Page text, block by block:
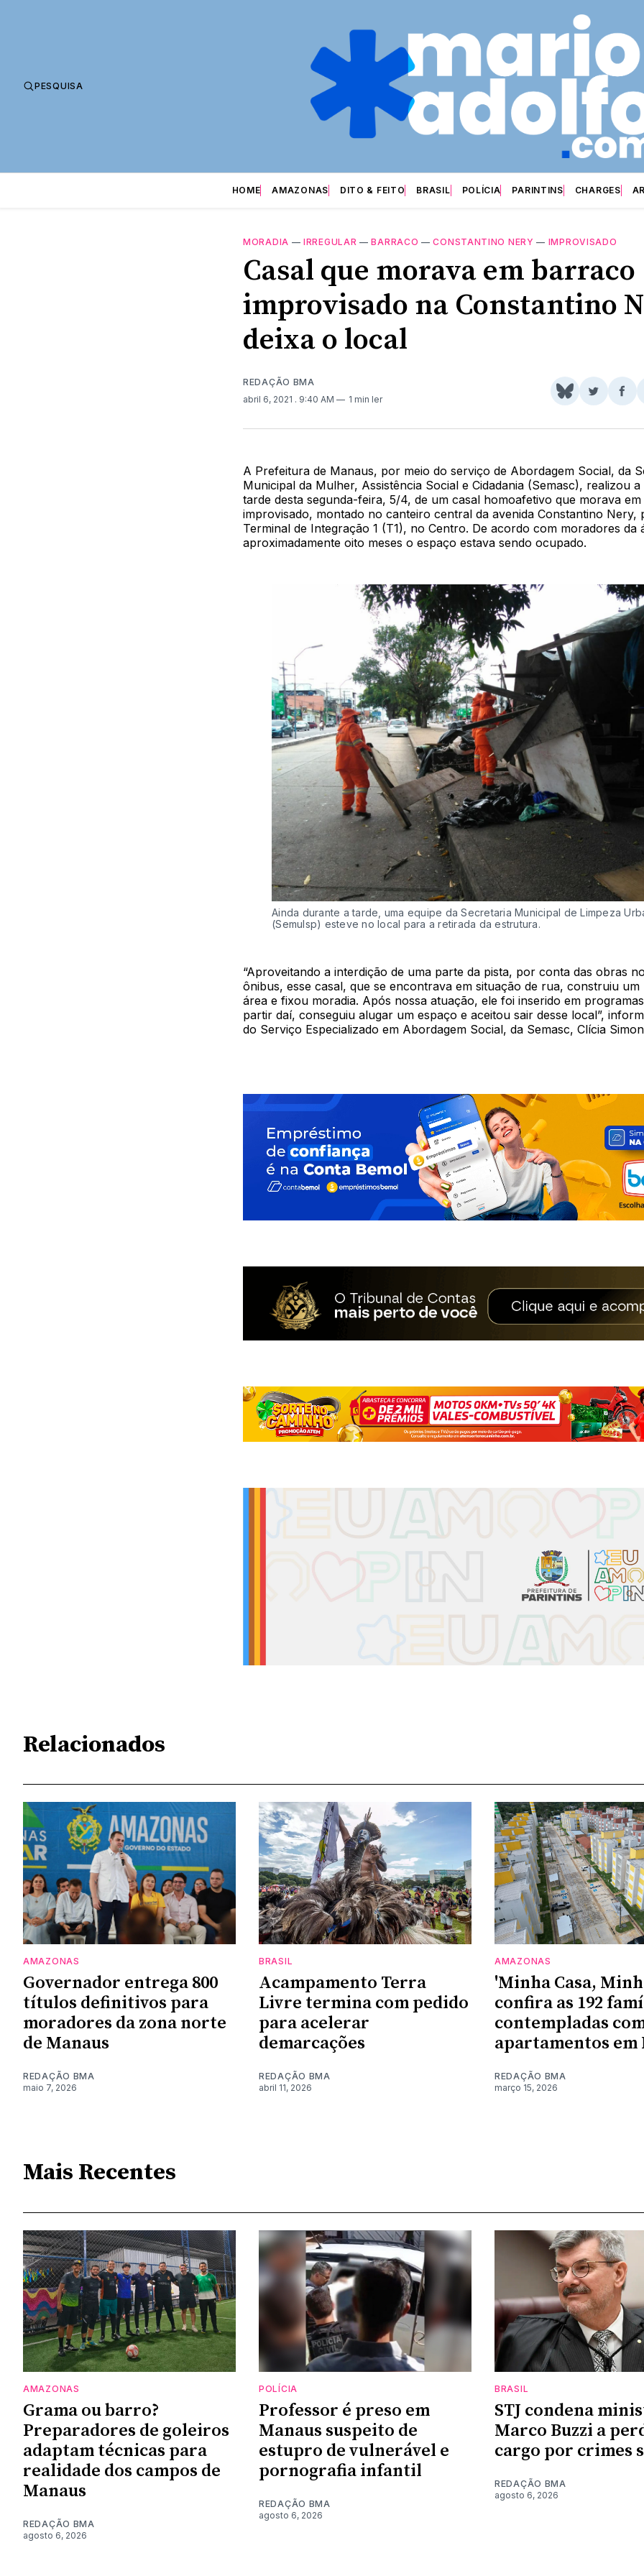
PESQUISA
HOME AMAZONAS DITO & FEITO BRASIL POLÍCIA PARINTINS CHARGES
MORADIA —IRREGULAR —BARRACO —CONSTANTINO NERY — IMPROVISADO
Casal que morava em barraco
improvisado na Constantino
deixa o local
REDAÇÃO BMA
abril 6, 2021 . 9:40 AM 1 min ler
Share
BlueSkyTwitter
A Prefeitura de Manaus, por meio do serviço de Abordagem Social, da
Municipal da Mulher, Assistência Social e Cidadania (Semasc), realizou
tarde desta segunda-feira, 5/4, de um casal homoafetivo que morava
improvisado, montado no canteiro central da avenida Constantino Nery,
Terminal de Integração 1 (T1), no Centro. De acordo com moradores da
aproximadamente oito meses o espaço estava sendo ocupado.
Ainda durante a tarde, uma equipe da Secretaria Municipal de Limpeza
(Semulsp) esteve no local para a retirada da estrutura.
“Aproveitando a interdição de uma parte da pista, por conta das obras
ônibus, esse casal, que se encontrava em situação de rua, construiu
área e fixou moradia. Após nossa atuação, ele foi inserido em
partir daí, conseguiu alugar um espaço e aceitou sair desse local”,
do Serviço Especializado em Abordagem Social, da Semasc, Clícia
Relacionados
AMAZONAS
Governador entrega 800
títulos definitivos para
moradores da zona norte
de Manaus
REDAÇÃO BMA
maio 7, 2026
BRASIL
Acampamento Terra
Livre termina com pedido
para acelerar
demarcações
REDAÇÃO BMA
abril 11, 2026
AMAZONAS
'Minha Casa,
confira as 192
contempladas
apartamentos em
REDAÇÃO BMA
março 15, 2026
Mais Recentes
AMAZONAS
Grama ou barro?
Preparadores de goleiros
adaptam técnicas para
realidade dos campos de
Manaus
REDAÇÃO BMA
agosto 6, 2026
POLÍCIA
Professor é preso em
Manaus suspeito de
estupro de vulnerável e
pornografia infantil
REDAÇÃO BMA
agosto 6, 2026
BRASIL
STJ condena
Marco Buzzi a
cargo por crimes
REDAÇÃO BMA
agosto 6, 2026